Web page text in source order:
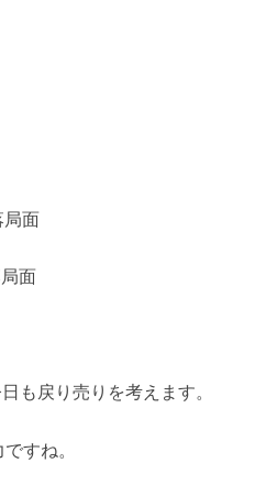
局面
面
も戻り売りを考えます。
すね。